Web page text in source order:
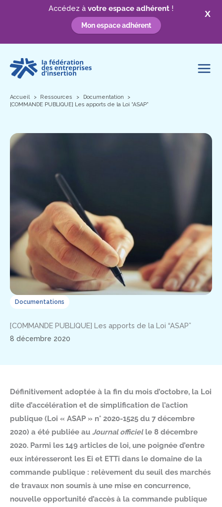
X
Accédez à votre espace adhérent !
Mon espace adhérent
contenu
Accueil Ressources
Documentation
[COMMANDE PUBLIQUE] Les apports de la Loi “ASAP”
Documentations
[COMMANDE PUBLIQUE] Les apports de la Loi “ASAP”
8 décembre 2020
Définitivement adoptée à la fin du mois d’octobre, la Loi
dite d’accélération et de simplification de l’action
publique (Loi « ASAP » n° 2020-1525 du 7 décembre
2020) a été publiée au Journal officielle 8 décembre
2020. Parmi les 149 articles de loi, une poignée d’entre
eux intéresseront les Ei et ETTi dans le domaine de la
commande publique : relèvement du seuil des marchés
de travaux non soumis à une mise en concurrence,
nouvelle opportunité d’accès à la commande publique